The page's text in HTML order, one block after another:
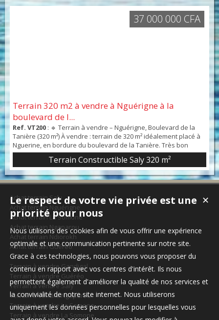
Terrain 320 m2 à vendre à Nguérigne à la
boulevard de l...
Ref. VT200 : 🔹 Terrain à vendre – Nguérigne, Boulevard de la
Tanière (320 m²) À vendre : terrain de 320 m² idéalement placé à
Nguerine, en bordure du boulevard de la Tanière. Très bon
emplacement pour un commerce ou un projet R+1 (habitation +
activité). Quartier dynamique avec fort potentiel de
développement.💰 Prix : 37.000.000 FCFA📍 Visibilité maximale –
Opportunité à ne pas manquer
Terrain Constructible Saly 320 m²
37 000 000 CFA
Achat terrain Saly
Achat terrain Nguérigne
Achat terrain La Somone
Achat terrain Ngaparou
Achat terrain Ndiorokh
Achat terrain Guéréo
Terrain à vendre Gandigal
Terrain à vendre Guéréo
Terrain à vendre Saly
Terrain à vendre Ngaparou
Terrain à vendre La Somone
Terrain à vendre La Somone
✕
Le respect de votre vie privée est une
priorité pour nous
Nous utilisons des cookies afin de vous offrir une expérience
optimale et une communication pertinente sur notre site.
Grace à ces technologies, nous pouvons vous proposer du
contenu en rapport avec vos centres d'intérêt. Ils nous
permettent également d'améliorer la qualité de nos services et
la convivialité de notre site internet. Nous utiliserons
uniquement les données personnelles pour lesquelles vous